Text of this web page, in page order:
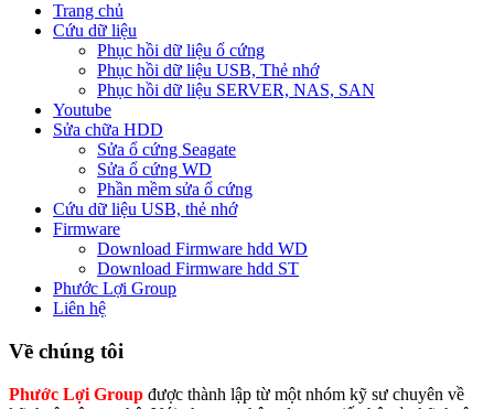
Trang chủ
Cứu dữ liệu
Phục hồi dữ liệu ổ cứng
Phục hồi dữ liệu USB, Thẻ nhớ
Phục hồi dữ liệu SERVER, NAS, SAN
Youtube
Sửa chữa HDD
Sửa ổ cứng Seagate
Sửa ổ cứng WD
Phần mềm sửa ổ cứng
Cứu dữ liệu USB, thẻ nhớ
Firmware
Download Firmware hdd WD
Download Firmware hdd ST
Phước Lợi Group
Liên hệ
Về chúng tôi
Phước Lợi Group được thành lập từ một nhóm kỹ sư chuyên về